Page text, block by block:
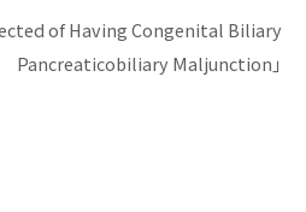
of Having Congenital Biliary
Maljunction」